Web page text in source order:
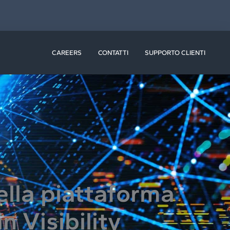
CAREERS CONTATTI SUPPORTO CLIENTI
piattaforma
Visibility